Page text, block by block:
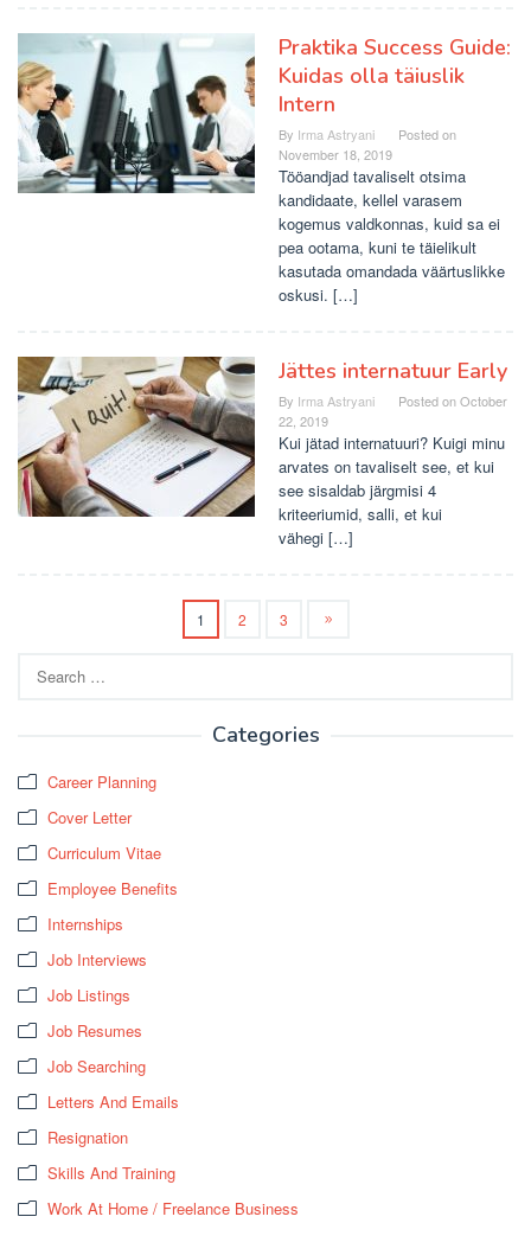
Praktika Success Guide:
Kuidas olla täiuslik
Intern
By Irma Astryani
Posted on
November 18, 2019
Tööandjad tavaliselt otsima
kandidaate, kellel varasem
kogemus valdkonnas, kuid sa ei
pea ootama, kuni te täielikult
kasutada omandada väärtuslikke
oskusi. […]
Jättes internatuur Early
By Irma Astryani Posted onOctober
22, 2019
Kui jätad internatuuri? Kuigi minu
arvates on tavaliselt see, et kui
see sisaldab järgmisi 4
kriteeriumid, salli, et kui
vähegi […]
1 2 3
for:
Categories
Career Planning
Cover Letter
Curriculum Vitae
Employee Benefits
Internships
Job Interviews
Job Listings
Job Resumes
Job Searching
Letters And Emails
Resignation
Skills And Training
Work At Home / Freelance Business